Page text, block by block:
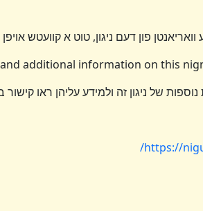
פון דעם ניגון, טוט א קוועטש
additional information on this
של ניגון זה ולמידע עליהן ראו
https://